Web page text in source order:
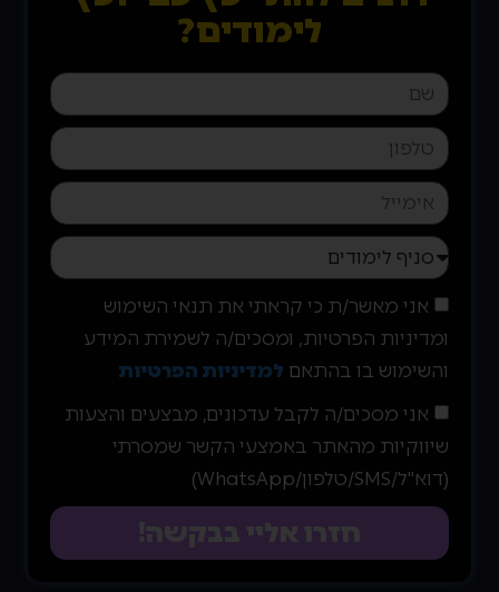
לימודים?
אני מאשר/ת כי קראתי את תנאי השימוש
ומדיניות הפרטיות, ומסכים/ה לשמירת המידע
והשימוש בו בהתאם למדיניות הפרטיות
אני מסכים/ה לקבל עדכונים, מבצעים והצעות
שיווקיות מהאתר באמצעי הקשר שמסרתי
(דוא"ל/SMS/טלפון/WhatsApp)
חזרו אליי בבקשה!